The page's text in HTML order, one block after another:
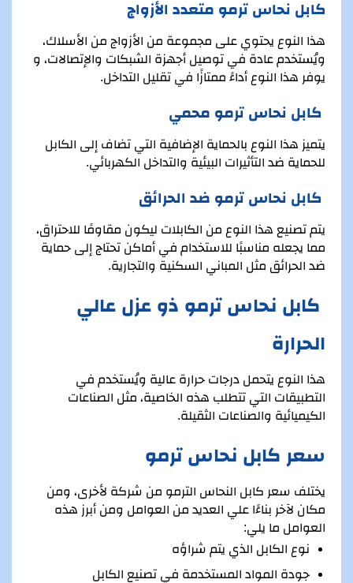
كابل نحاس ترمو متعدد الأزواج
هذا النوع يحتوي على مجموعة من الأزواج من الأسلاك،
ويُستخدم عادة في توصيل أجهزة الشبكات والإتصالات، و
يوفر هذا النوع أداءً ممتازًا في تقليل التداخل.
كابل نحاس ترمو محمي
يتميز هذا النوع بالحماية الإضافية التي تضاف إلى الكابل
للحماية ضد التأثيرات البيئية والتداخل الكهربائي.
كابل نحاس ترمو ضد الحرائق
يتم تصنيع هذا النوع من الكابلات ليكون مقاومًا للاحتراق،
مما يجعله مناسبًا للاستخدام في أماكن تحتاج إلى حماية
ضد الحرائق مثل المباني السكنية والتجارية.
كابل نحاس ترمو ذو عزل عالي
الحرارة
هذا النوع يتحمل درجات حرارة عالية ويُستخدم في
التطبيقات التي تتطلب هذه الخاصية، مثل الصناعات
الكيميائية والصناعات الثقيلة.
سعر كابل نحاس ترمو
يختلف سعر كابل النحاس الترمو من شركة لأخرى، ومن
مكان لآخر بناءًا علي العديد من العوامل ومن أبرز هذه
العوامل ما يلي:
نوع الكابل الذي يتم شراؤه
جودة المواد المستخدمة في تصنيع الكابل